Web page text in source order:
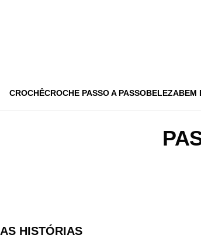
CROCHÊCROCHE PASSO A PASSOBELEZABEM
HISTÓRIAS